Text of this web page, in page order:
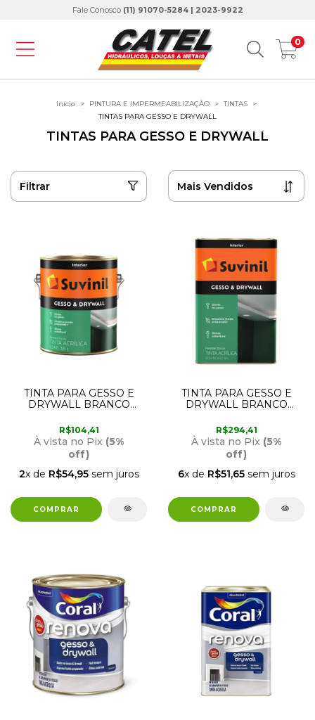
Fale Conosco (11) 91070-5284 | 2023-9922
0
Início > PINTURA E IMPERMEABILIZAÇÃO > TINTAS
>
TINTAS PARA GESSO E DRYWALL
TINTAS PARA GESSO E DRYWALL
Filtrar
TINTA PARA GESSO E
DRYWALL BRANCO
SUVINIL
R$104,41
À vista no Pix (5%
off)
2x de R$54,95sem juros
TINTA PARA GESSO E
DRYWALL BRANCO
SUVINIL
R$294,41
À vista no Pix (5%
off)
6x de R$51,65sem juros